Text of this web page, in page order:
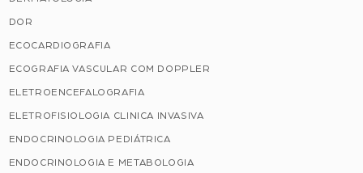
DOR
ECOCARDIOGRAFIA
ECOGRAFIA VASCULAR COM DOPPLER
ELETROENCEFALOGRAFIA
ELETROFISIOLOGIA CLINICA INVASIVA
ENDOCRINOLOGIA PEDIÁTRICA
ENDOCRINOLOGIA E METABOLOGIA